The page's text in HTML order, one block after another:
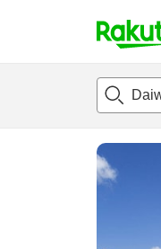
t
p
a
g
e
แนะนำที่พัก